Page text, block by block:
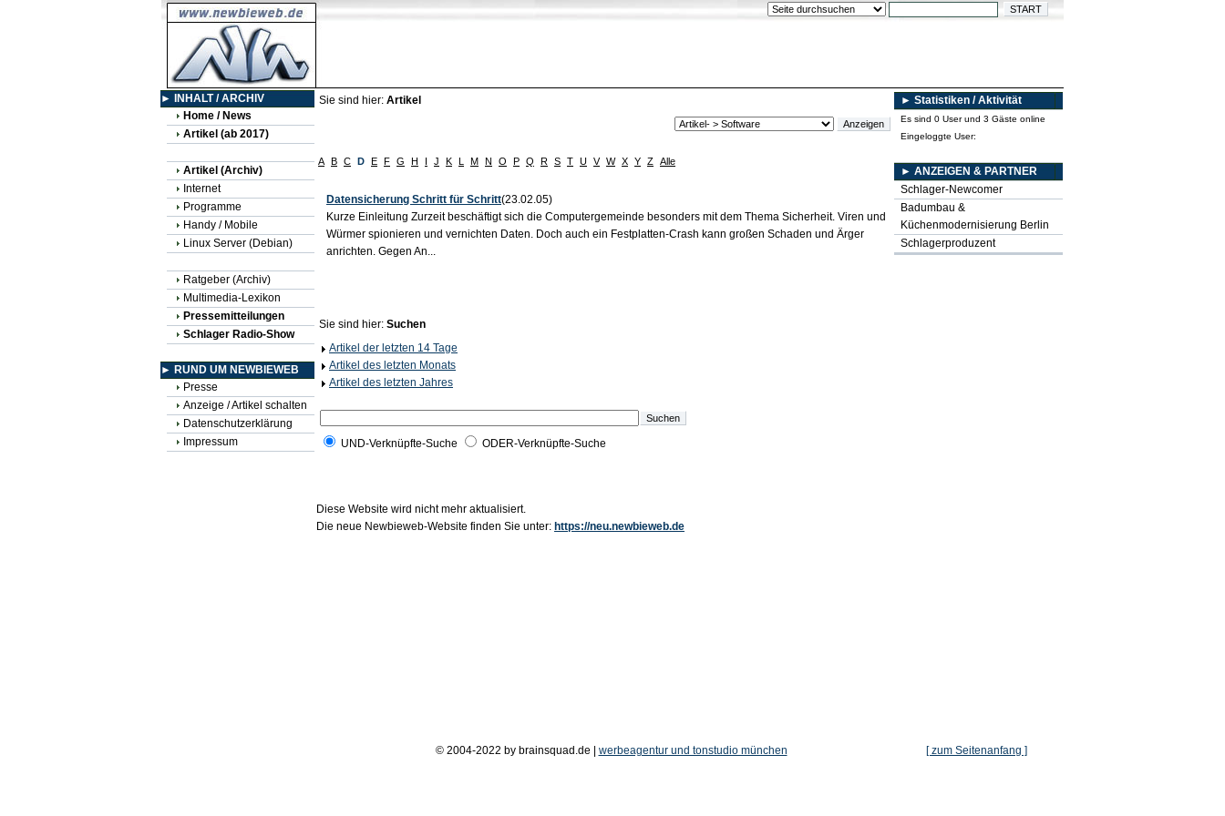
► INHALT / ARCHIV
Home / News
Artikel (ab 2017)
Artikel (Archiv)
Internet
Programme
Handy / Mobile
Linux Server (Debian)
Ratgeber (Archiv)
Multimedia-Lexikon
Pressemitteilungen
Schlager Radio-Show
► RUND UM NEWBIEWEB
Presse
Anzeige / Artikel schalten
Datenschutzerklärung
Impressum
Sie sind hier: Artikel
A B C D E F G H I J K L M N O P Q R S T U V W X Y Z Alle
Datensicherung Schritt für Schritt(23.02.05)
Kurze Einleitung Zurzeit beschäftigt sich die Computergemeinde besonders mit dem Thema Sicherheit. Viren und
Würmer spionieren und vernichten Daten. Doch auch ein Festplatten-Crash kann großen Schaden und Ärger
anrichten. Gegen An...
Sie sind hier: Suchen
Artikel der letzten 14 Tage
Artikel des letzten Monats
Artikel des letzten Jahres
UND-Verknüpfte-Suche ODER-Verknüpfte-Suche
Diese Website wird nicht mehr aktualisiert.
Die neue Newbieweb-Website finden Sie unter: https://neu.newbieweb.de
► Statistiken / Aktivität
Es sind 0 User und 3 Gäste online
Eingeloggte User:
► ANZEIGEN & PARTNER
Schlager-Newcomer
Badumbau &
Küchenmodernisierung Berlin
Schlagerproduzent
© 2004-2022 by brainsquad.de | werbeagentur und tonstudio münchen [ zum Seitenanfang ]